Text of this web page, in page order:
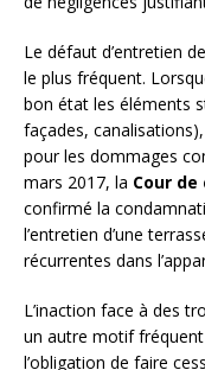
Le défaut d’entretien
le plus fréquent.
bon état les éléments
façades,
pour les dommages
mars 2017, la Cour
confirmé la
l’entretien d’une
récurrentes dans
L’inaction face à des
un autre motif fréquent
l’obligation de faire